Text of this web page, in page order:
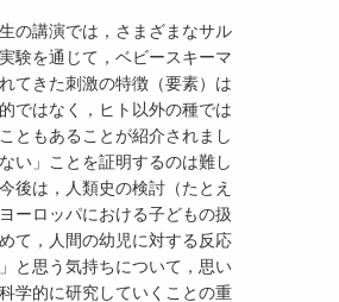
の講演では，さまざまなサル
験を通じて，ベビースキーマ
てきた刺激の特徴（要素）は
ではなく，ヒト以外の種では
ともあることが紹介されまし
い」ことを証明するのは難し
後は，人類史の検討（たとえ
ーロッパにおける子どもの扱
て，人間の幼児に対する反応
と思う気持ちについて，思い
学的に研究していくことの重